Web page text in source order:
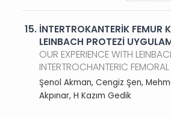
15. İNTERTROKANTERİK FEMUR
LEINBACH PROTEZİ
OUR EXPERIENCE WITH
INTERTROCHANTERIC
Şenol Akman, Cengiz Şen,
Akpınar, H Kazım Gedik